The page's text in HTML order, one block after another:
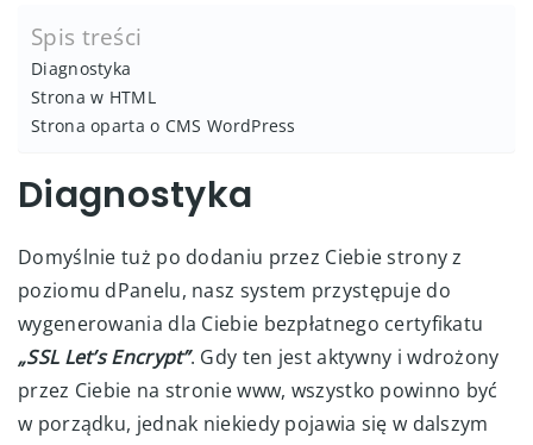
Spis treści
Diagnostyka
Strona w HTML
Strona oparta o CMS WordPress
Diagnostyka
Domyślnie tuż po dodaniu przez Ciebie strony z
poziomu dPanelu, nasz system przystępuje do
wygenerowania dla Ciebie bezpłatnego certyfikatu
„SSL Let’s Encrypt”. Gdy ten jest aktywny i wdrożony
przez Ciebie na stronie www, wszystko powinno być
w porządku, jednak niekiedy pojawia się w dalszym